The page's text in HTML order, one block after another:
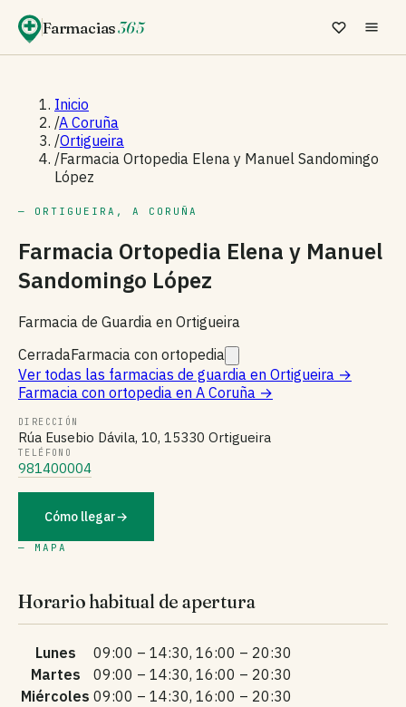
Farmacias365
Inicio
/A Coruña
/Ortigueira
/Farmacia Ortopedia Elena y Manuel Sandomingo
López
— ORTIGUEIRA, A CORUÑA
Farmacia Ortopedia Elena y Manuel
Sandomingo López
Farmacia de Guardia en Ortigueira
CerradaFarmacia con ortopedia
Ver todas las farmacias de guardia en Ortigueira →
Farmacia con ortopedia en A Coruña →
DIRECCIÓN
Rúa Eusebio Dávila, 10, 15330 Ortigueira
TELÉFONO
981400004
Cómo llegar→
— MAPA
Horario habitual de apertura
Lunes
09:00 – 14:30, 16:00 – 20:30
Martes
09:00 – 14:30, 16:00 – 20:30
Miércoles 09:00 – 14:30, 16:00 – 20:30